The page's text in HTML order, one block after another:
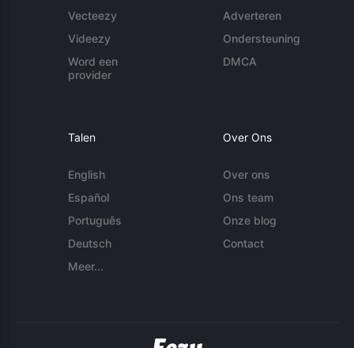
Vecteezy
Videezy
Word een
provider
Adverteren
Ondersteuning
DMCA
Talen
English
Español
Português
Deutsch
Meer...
Over Ons
Over ons
Ons team
Onze blog
Contact